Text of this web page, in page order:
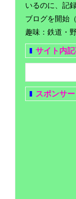
いるのに、記
ブログを開始
趣味：鉄道・
サイト内
スポンサ